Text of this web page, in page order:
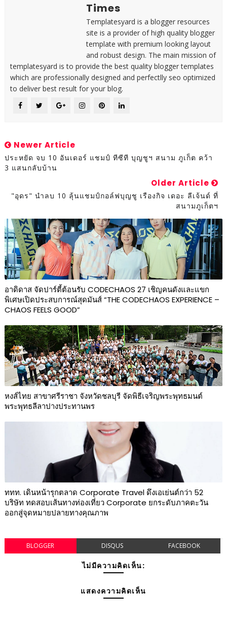
Times
Templatesyard is a blogger resources
site is a provider of high quality blogger
template with premium looking layout
and robust design. The main mission of
templatesyard is to provide the best quality blogger templates
which are professionally designed and perfectlly seo optimized
to deliver best result for your blog.
Newer Article
ประหยัด จบ 10 อันเดอร์ แชมป์ ทีซีที บุญชูฯ สนาม ภูเก็ต คว้า
3 แสนกลับบ้าน
Older Article
"อุดร" นำลบ 10 ลุ้นแชมป์กอล์ฟบุญชู เรืองกิจ เดอะ ลีเจ้นด์ ที่
สนามภูเก็ตฯ
อาดิดาส จัดปาร์ตี้ต้อนรับ CODECHAOS 27 เชิญคนดังและแขก
พิเศษเปิดประสบการณ์สุดมันส์ “THE CODECHAOS EXPERIENCE –
CHAOS FEELS GOOD”
หงส์ไทย สาขาศรีราชา จังหวัดชลบุรี จัดพิธีเจริญพระพุทธมนต์
พระพุทธลีลาปางประทานพร
ททท. เดินหน้ารุกตลาด Corporate Travel ดึงเอเย่นต์กว่า 52
บริษัท ทดสอบเส้นทางท่องเที่ยว Corporate ยกระดับภาคตะวัน
ออกสู่จุดหมายปลายทางคุณภาพ
BLOGGER DISQUS FACEBOOK
ไม่มีความคิดเห็น:
แสดงความคิดเห็น